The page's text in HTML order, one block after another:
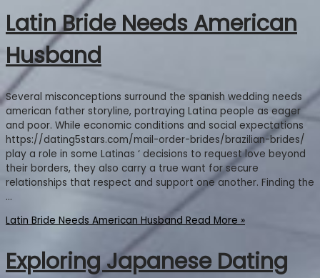
Latin Bride Needs American
Husband
Several misconceptions surround the spanish wedding needs
american father storyline, portraying Latina people as eager
and poor. While economic conditions and social expectations
https://dating5stars.com/mail-order-brides/brazilian-brides/
play a role in some Latinas ‘ decisions to request love beyond
their borders, they also carry a true want for secure
relationships that respect and support one another. Finding the
…
Latin Bride Needs American Husband Read More »
Exploring Japanese Dating